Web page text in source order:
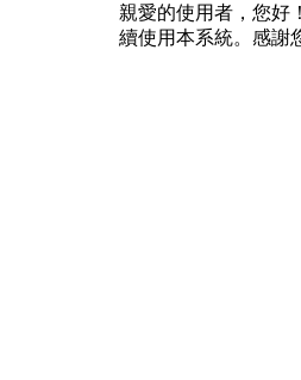
親愛的使用者，您好
續使用本系統。感謝